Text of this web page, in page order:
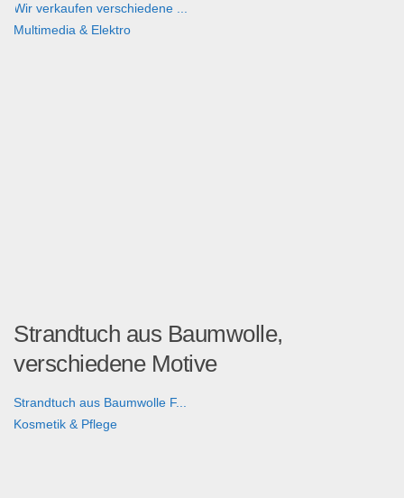
Wir verkaufen verschiedene ...
Multimedia & Elektro
Strandtuch aus Baumwolle,
verschiedene Motive
Strandtuch aus Baumwolle F...
Kosmetik & Pflege